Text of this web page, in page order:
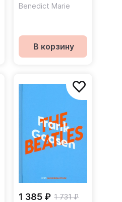
Benedict Marie
В корзину
1 385 ₽ 1 731 ₽